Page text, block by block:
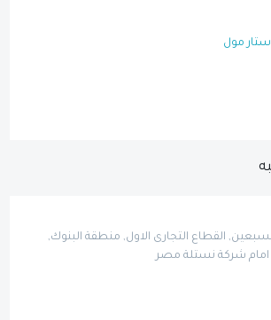
مول
106 ش السبعين, القطاع التجارى الاول, منطقة البنوك,
امام شركة نستلة مصر